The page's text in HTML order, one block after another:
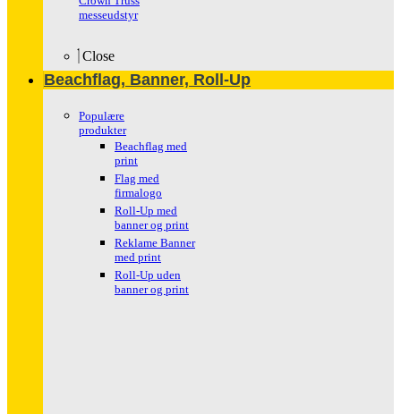
messeudstyr
Close
Beachflag, Banner, Roll-Up
Populære
produkter
Beachflag med
print
Flag med
firmalogo
Roll-Up med
banner og print
Reklame Banner
med print
Roll-Up uden
banner og print